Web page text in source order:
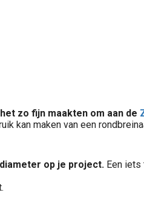
zo fijn maakten om aan de
kan maken van een
op je project. Een